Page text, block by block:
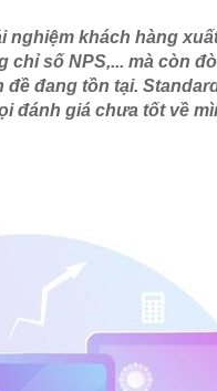
khách hàng
số NPS,... mà còn
đang tồn tại.
đánh giá chưa tốt về